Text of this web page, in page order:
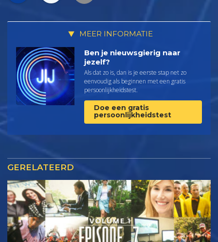
MEER INFORMATIE
Ben je nieuwsgierig naar
jezelf?
Als dat zo is, dan is je eerste stap net zo
eenvoudig als beginnen met een gratis
persoonlijkheids­test.
Doe een gratis
persoonlijkheidstest
GERELATEERD